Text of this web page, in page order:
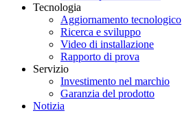
Tecnologia
Aggiornamento tecnologico
Ricerca e sviluppo
Video di installazione
Rapporto di prova
Servizio
Investimento nel marchio
Garanzia del prodotto
Notizia